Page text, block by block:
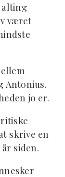
alting
været
Antonius.
jo er.
skrive en
siden.